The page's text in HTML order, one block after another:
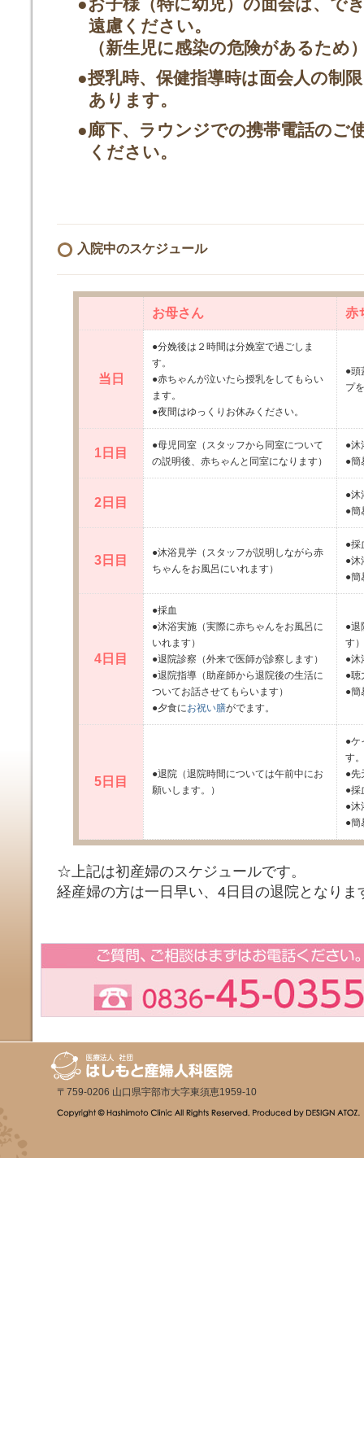
遠慮ください。
（新生児に感染の危険があるため
●授乳時、保健指導時は面会人の制
あります。
●廊下、ラウンジでの携帯電話のご
ください。
入院中のスケジュール
お母さん 赤
当日
●分娩後は２時間は分娩室で過ごしま
す。
●赤ちゃんが泣いたら授乳をしてもらい
ます。
●夜間はゆっくりお休みください。
●頭
プ
1日目
●母児同室（スタッフから同室について
の説明後、赤ちゃんと同室になります）
●沐
●簡
2日目
●沐
●簡
3日目
●沐浴見学（スタッフが説明しながら赤
ちゃんをお風呂にいれます）
●採
●沐
●簡
4日目
●採血
●沐浴実施（実際に赤ちゃんをお風呂に
いれます）
●退院診察（外来で医師が診察します）
●退院指導（助産師から退院後の生活に
ついてお話させてもらいます）
●夕食にお祝い膳がでます。
●退
す）
●沐
●聴
●簡
5日目
●退院（退院時間については午前中にお
願いします。）
●ケ
す。
●先
●採
●沐
●簡
☆上記は初産婦のスケジュールです。
経産婦の方は一日早い、4日目の退院となりま
〒759-0206 山口県宇部市大字東須恵1959-10